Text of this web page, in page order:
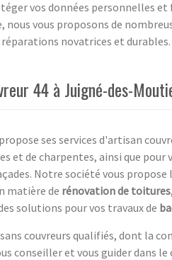
vos données personnelles
nous vous proposons de
réparations novatrices et durables.
44 à Juigné-des-
ses services d'artisan
et de charpentes, ainsi que pour
Notre société vous
matière de rénovation de toitures
solutions pour vos travaux de
couvreurs qualifiés, dont la
conseiller et vous guider dans